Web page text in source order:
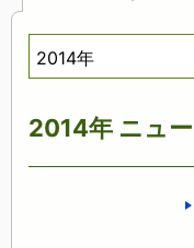
2014年
2014年 ニュ